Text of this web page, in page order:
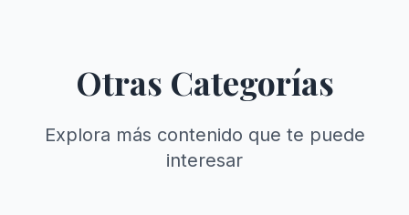
Otras Categorías
Explora más contenido que te puede
interesar